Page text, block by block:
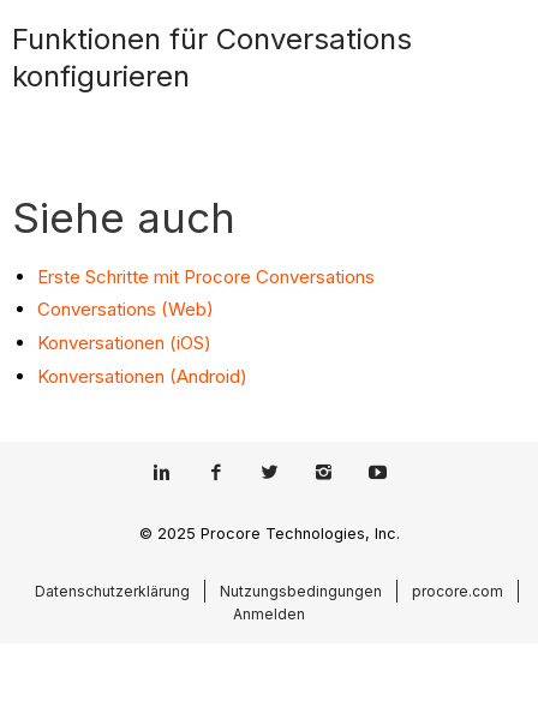
Funktionen für Conversations
konfigurieren
Siehe auch
Erste Schritte mit Procore Conversations
Conversations (Web)
Konversationen (iOS)
Konversationen (Android)
© 2025 Procore Technologies, Inc.
Datenschutzerklärung Nutzungsbedingungen
procore.com
Anmelden